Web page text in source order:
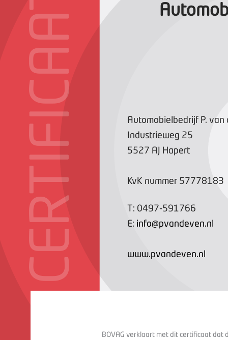
CERTIFICAAT
Automobielbedrijf P. van
Industrieweg 25
5527 AJ Hapert
KvK nummer 57778183
T: 0497-591766
E: info@pvandeven.nl
www.pvandeven.nl
BOVAG verklaart met dit certificaat dat